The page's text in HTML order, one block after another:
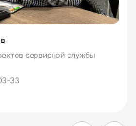
сервисной службы
33